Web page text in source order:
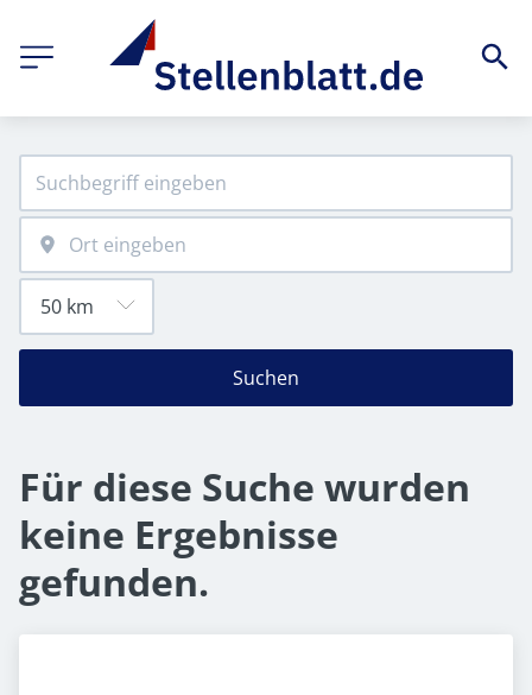
Suchen
Für diese Suche wurden
keine Ergebnisse
gefunden.